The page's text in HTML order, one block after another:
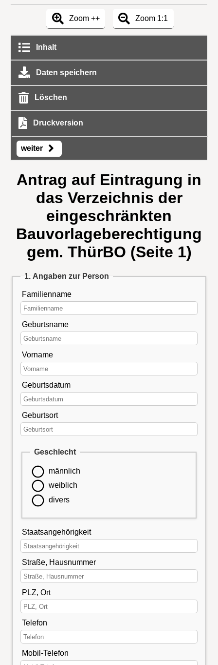
Zoom ++ Zoom 1:1
Inhalt
Daten speichern
Löschen
Druckversion
weiter
Antrag auf Eintragung in
das Verzeichnis der
eingeschränkten
Bauvorlageberechtigung
gem. ThürBO (Seite 1)
1. Angaben zur Person
Familienname
Geburtsname
Vorname
Geburtsdatum
Geburtsort
Geschlecht
männlich
weiblich
divers
Staatsangehörigkeit
Straße, Hausnummer
PLZ, Ort
Telefon
Mobil-Telefon